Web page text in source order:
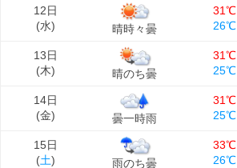
12日
(水) 晴時々曇
31℃
26℃
13日
(木) 晴のち曇
31℃
25℃
14日
(金) 曇一時雨
31℃
25℃
15日
(土) 雨のち曇
33℃
26℃